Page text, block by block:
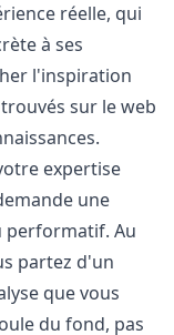
réelle, qui
à ses
l'inspiration
sur le web
expertise
une
performatif. Au
partez d'un
que vous
du fond, pas